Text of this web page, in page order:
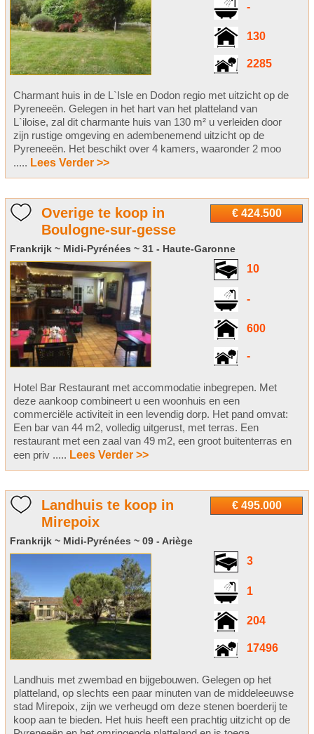
-
130
2285
Charmant huis in de L`Isle en Dodon regio met uitzicht op de
Pyreneeën. Gelegen in het hart van het platteland van
L`iloise, zal dit charmante huis van 130 m² u verleiden door
zijn rustige omgeving en adembenemend uitzicht op de
Pyreneeën. Het beschikt over 4 kamers, waaronder 2 moo
..... Lees Verder >>
€ 424.500
Overige te koop in
Boulogne-sur-gesse
Frankrijk ~ Midi-Pyrénées ~ 31 - Haute-Garonne
10
-
600
-
Hotel Bar Restaurant met accommodatie inbegrepen. Met
deze aankoop combineert u een woonhuis en een
commerciële activiteit in een levendig dorp. Het pand omvat:
Een bar van 44 m2, volledig uitgerust, met terras. Een
restaurant met een zaal van 49 m2, een groot buitenterras en
een priv ..... Lees Verder >>
€ 495.000
Landhuis te koop in
Mirepoix
Frankrijk ~ Midi-Pyrénées ~ 09 - Ariège
3
1
204
17496
Landhuis met zwembad en bijgebouwen. Gelegen op het
platteland, op slechts een paar minuten van de middeleeuwse
stad Mirepoix, zijn we verheugd om deze stenen boerderij te
koop aan te bieden. Het huis heeft een prachtig uitzicht op de